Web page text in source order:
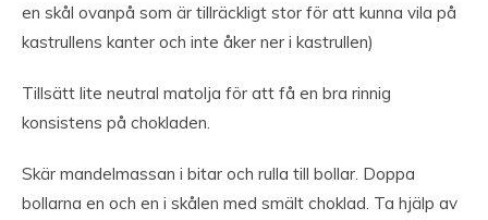
en skål ovanpå som är tillräckligt stor för att kunna vila på
kastrullens kanter och inte åker ner i kastrullen)
Tillsätt lite neutral matolja för att få en bra rinnig
konsistens på chokladen.
Skär mandelmassan i bitar och rulla till bollar. Doppa
bollarna en och en i skålen med smält choklad. Ta hjälp av